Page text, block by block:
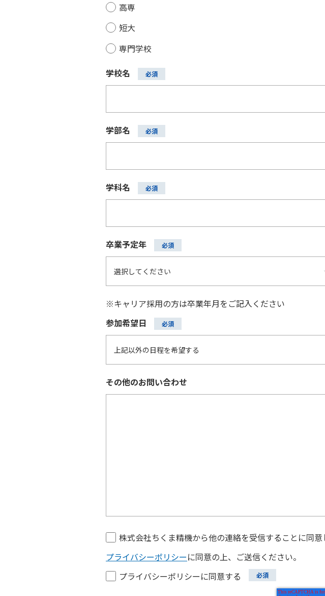
高専
短大
専門学校
学校名
学部名
学科名
卒業予定年
※キャリア採用の方は卒業年月をご記入ください
参加希望日
その他のお問い合わせ
株式会社ちくま精機から他の連絡を受信することに同意
プライバシーポリシーに同意の上、ご送信ください。
プライバシーポリシーに同意する